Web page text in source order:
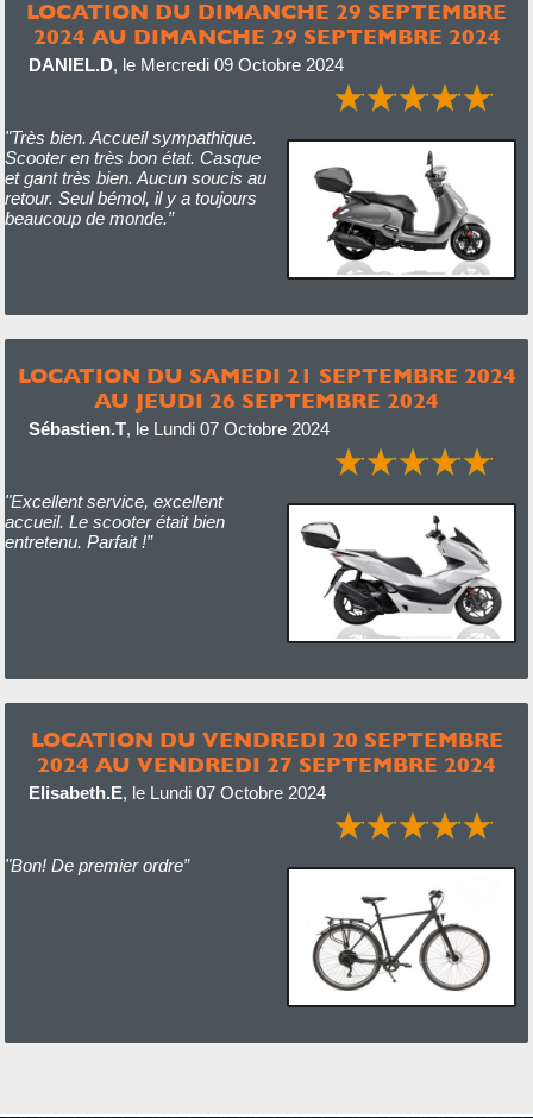
LOCATION DU DIMANCHE 29 SEPTEMBRE
2024 AU DIMANCHE 29 SEPTEMBRE 2024
DANIEL.D, le Mercredi 09 Octobre 2024
"Très bien. Accueil sympathique.
Scooter en très bon état. Casque
et gant très bien. Aucun soucis au
retour. Seul bémol, il y a toujours
beaucoup de monde.”
LOCATION DU SAMEDI 21 SEPTEMBRE 2024
AU JEUDI 26 SEPTEMBRE 2024
Sébastien.T, le Lundi 07 Octobre 2024
"Excellent service, excellent
accueil. Le scooter était bien
entretenu. Parfait !”
LOCATION DU VENDREDI 20 SEPTEMBRE
2024 AU VENDREDI 27 SEPTEMBRE 2024
Elisabeth.E, le Lundi 07 Octobre 2024
"Bon! De premier ordre”